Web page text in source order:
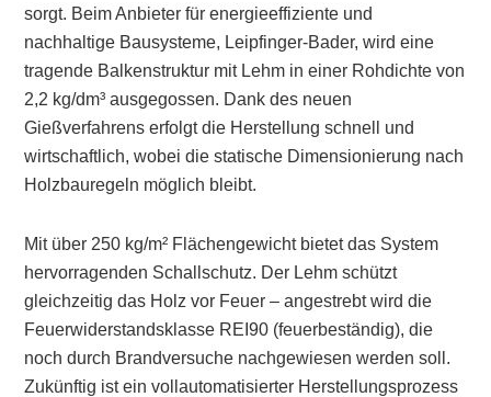
sorgt. Beim Anbieter für energieeffiziente und
nachhaltige Bausysteme, Leipfinger-Bader, wird eine
tragende Balkenstruktur mit Lehm in einer Rohdichte von
2,2 kg/dm³ ausgegossen. Dank des neuen
Gießverfahrens erfolgt die Herstellung schnell und
wirtschaftlich, wobei die statische Dimensionierung nach
Holzbauregeln möglich bleibt.
Mit über 250 kg/m² Flächengewicht bietet das System
hervorragenden Schallschutz. Der Lehm schützt
gleichzeitig das Holz vor Feuer – angestrebt wird die
Feuerwiderstandsklasse REI90 (feuerbeständig), die
noch durch Brandversuche nachgewiesen werden soll.
Zukünftig ist ein vollautomatisierter Herstellungsprozess